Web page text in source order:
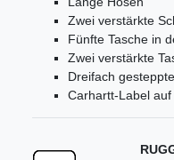
Zwei verstärkte
Fünfte Tasche in
Zwei verstärkte
Dreifach
Carhartt-Label